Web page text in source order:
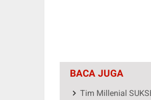
BACA JUGA
Tim Millenial